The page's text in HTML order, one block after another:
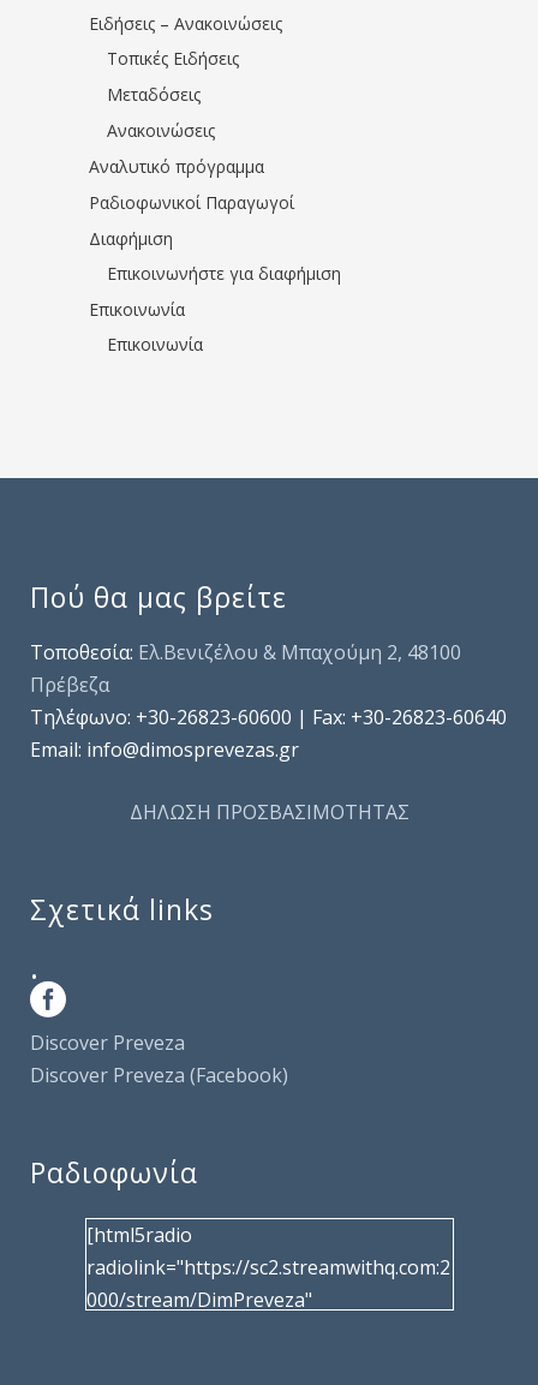
Ειδήσεις – Ανακοινώσεις
Τοπικές Ειδήσεις
Μεταδόσεις
Ανακοινώσεις
Αναλυτικό πρόγραμμα
Ραδιοφωνικοί Παραγωγοί
Διαφήμιση
Επικοινωνήστε για διαφήμιση
Επικοινωνία
Επικοινωνία
Πού θα μας βρείτε
Τοποθεσία: Ελ.Βενιζέλου & Μπαχούμη 2, 48100
Πρέβεζα
Τηλέφωνo: +30-26823-60600 | Fax: +30-26823-60640
Email: info@dimosprevezas.gr
ΔΗΛΩΣΗ ΠΡΟΣΒΑΣΙΜΟΤΗΤΑΣ
Σχετικά links
.
Discover Preveza
Discover Preveza (Facebook)
Ραδιοφωνία
[html5radio
radiolink="https://sc2.streamwithq.com:2
000/stream/DimPreveza"